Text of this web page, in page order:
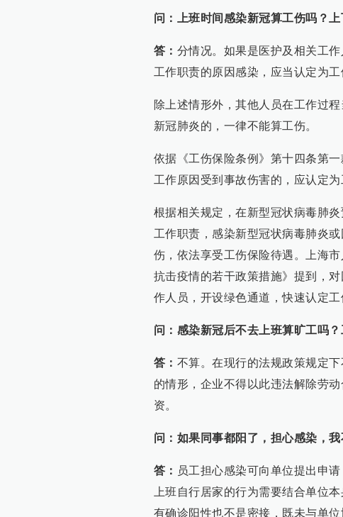
问：上班时间感染新冠算工伤吗？
答： 分情况。如果是医护及相关工
工作职责的原因感染，应当认定为工
除上述情形外，其他人员在工作过
新冠肺炎的，一律不能算工伤。
依据《工伤保险条例》第十四条第
工作原因受到事故伤害的，应认定为
根据相关规定，在新型冠状病毒肺
工作职责，感染新型冠状病毒肺炎
伤，依法享受工伤保险待遇。上海
抗击疫情的若干政策措施》提到，
作人员，开设绿色通道，快速认定工
问：感染新冠后不去上班算旷工吗？
答： 不算。在现行的法规政策规定
的情形，企业不得以此违法解除劳
资。
问：如果同事都阳了，担心感染，
答： 员工担心感染可向单位提出申
上班自行居家的行为需要结合单位
有确诊阳性也不是密接，既未与单